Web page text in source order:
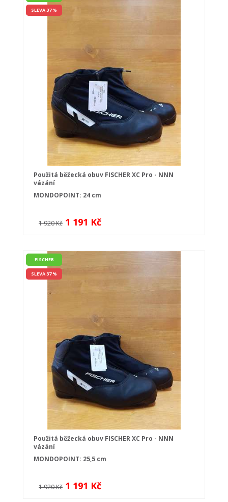
SLEVA 37 %
Použitá běžecká obuv FISCHER XC Pro - NNN
vázání
MONDOPOINT: 24 cm
1 920 Kč 1 191 Kč
FISCHER
SLEVA 37 %
Použitá běžecká obuv FISCHER XC Pro - NNN
vázání
MONDOPOINT: 25,5 cm
1 920 Kč 1 191 Kč